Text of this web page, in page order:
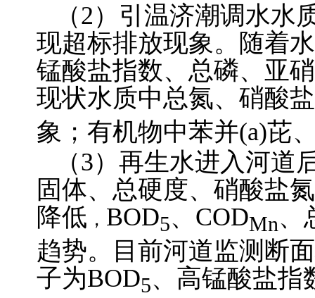
（2）引温济潮调水水
现超标排放现象。随着
锰酸盐指数、总磷、亚
现状水质中总氮、硝酸
象；有机物中苯并(a)芘
（3）再生水进入河道
固体、总硬度、硝酸盐
降低 ， BOD5、CODMn、
趋势。目前河道监测断
子为BOD5、高锰酸盐指